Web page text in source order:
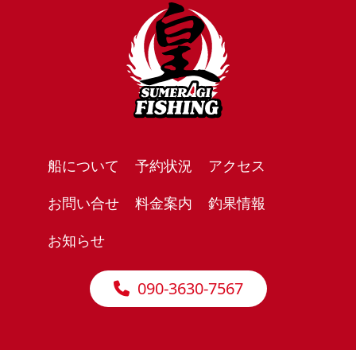
船について 予約状況
アクセス
お問い合せ
料金案内
釣果情報
お知らせ
090-3630-7567